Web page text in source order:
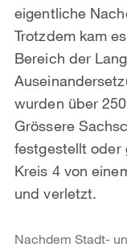
eigentliche
Trotzdem kam
Bereich der
wurden über
Grössere
festgestellt oder
Kreis 4 von
und verletzt.
Nachdem Stadt-